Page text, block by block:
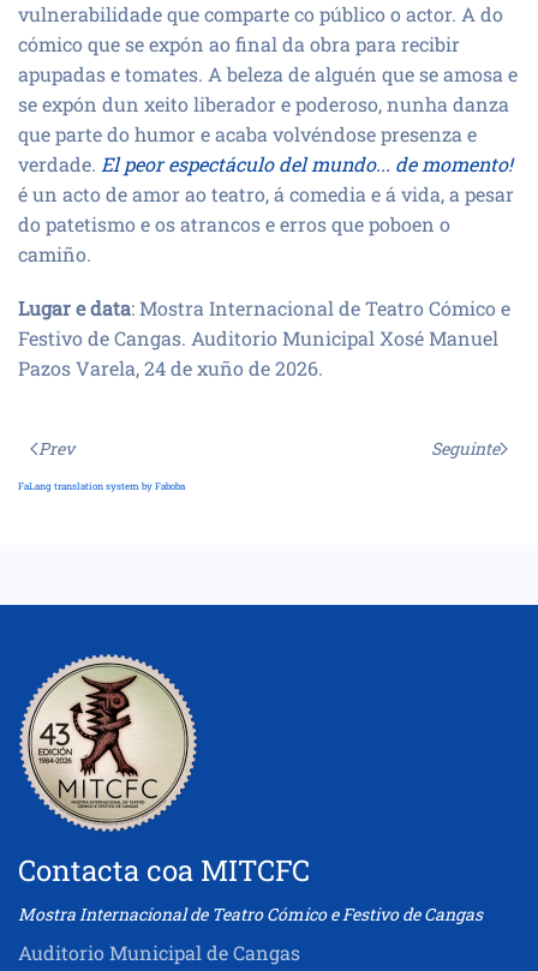
vulnerabilidade que comparte co público o actor. A do
cómico que se expón ao final da obra para recibir
apupadas e tomates. A beleza de alguén que se amosa e
se expón dun xeito liberador e poderoso, nunha danza
que parte do humor e acaba volvéndose presenza e
verdade. El peor espectáculo del mundo... de momento!
é un acto de amor ao teatro, á comedia e á vida, a pesar
do patetismo e os atrancos e erros que poboen o
camiño.
Lugar e data: Mostra Internacional de Teatro Cómico e
Festivo de Cangas. Auditorio Municipal Xosé Manuel
Pazos Varela, 24 de xuño de 2026.
Prev Seguinte
FaLang translation system by Faboba
Contacta coa MITCFC
Mostra Internacional de Teatro Cómico e Festivo de Cangas
Auditorio Municipal de Cangas